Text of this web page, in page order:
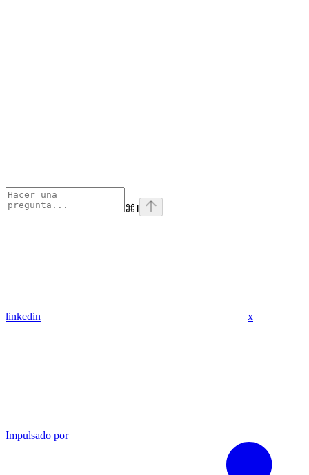
⌘I
linkedin x
Impulsado por